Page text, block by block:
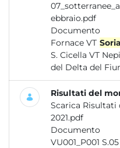
ebbraio.pdf
Documento
Fornace VT
S. Cicella VT Nepi VU003_P001 S....Severa Unità
Risultati del
Scarica
2021.pdf
Documento
VU001_P001 S.05 Roma 